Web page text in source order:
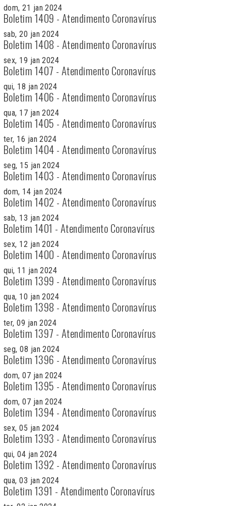
dom, 21 jan 2024
Boletim 1409 - Atendimento Coronavírus
sab, 20 jan 2024
Boletim 1408 - Atendimento Coronavírus
sex, 19 jan 2024
Boletim 1407 - Atendimento Coronavírus
qui, 18 jan 2024
Boletim 1406 - Atendimento Coronavírus
qua, 17 jan 2024
Boletim 1405 - Atendimento Coronavírus
ter, 16 jan 2024
Boletim 1404 - Atendimento Coronavírus
seg, 15 jan 2024
Boletim 1403 - Atendimento Coronavírus
dom, 14 jan 2024
Boletim 1402 - Atendimento Coronavírus
sab, 13 jan 2024
Boletim 1401 - Atendimento Coronavírus
sex, 12 jan 2024
Boletim 1400 - Atendimento Coronavírus
qui, 11 jan 2024
Boletim 1399 - Atendimento Coronavírus
qua, 10 jan 2024
Boletim 1398 - Atendimento Coronavírus
ter, 09 jan 2024
Boletim 1397 - Atendimento Coronavírus
seg, 08 jan 2024
Boletim 1396 - Atendimento Coronavírus
dom, 07 jan 2024
Boletim 1395 - Atendimento Coronavírus
dom, 07 jan 2024
Boletim 1394 - Atendimento Coronavírus
sex, 05 jan 2024
Boletim 1393 - Atendimento Coronavírus
qui, 04 jan 2024
Boletim 1392 - Atendimento Coronavírus
qua, 03 jan 2024
Boletim 1391 - Atendimento Coronavírus